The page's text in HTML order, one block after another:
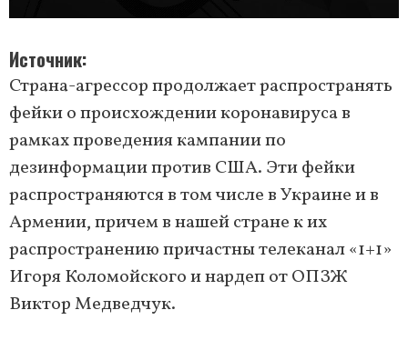
Источник
Страна-агрессор продолжает распространять
фейки о происхождении коронавируса в
рамках проведения кампании по
дезинформации против США. Эти фейки
распространяются в том числе в Украине и в
Армении, причем в нашей стране к их
распространению причастны телеканал «1+1»
Игоря Коломойского и нардеп от ОПЗЖ
Виктор Медведчук.